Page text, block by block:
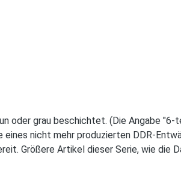
oder grau beschichtet. (Die Angabe
nicht mehr produzierten DDR-
Größere Artikel dieser Serie, wie die
mhl.de.